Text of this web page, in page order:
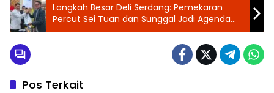
Langkah Besar Deli Serdang: Pemekaran
Percut Sei Tuan dan Sunggal Jadi Agenda
Strategis 2026, Dorong Pemerataan dan
Pos Terkait